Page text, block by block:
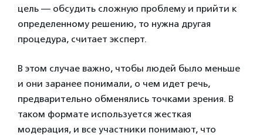
цель — обсудить сложную проблему и прийти к
определенному решению, то нужна другая
процедура, считает эксперт.
В этом случае важно, чтобы людей было меньше
и они заранее понимали, о чем идет речь,
предварительно обменялись точками зрения. В
таком формате используется жесткая
модерация, и все участники понимают, что